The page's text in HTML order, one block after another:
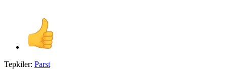
Tepkiler: Parst